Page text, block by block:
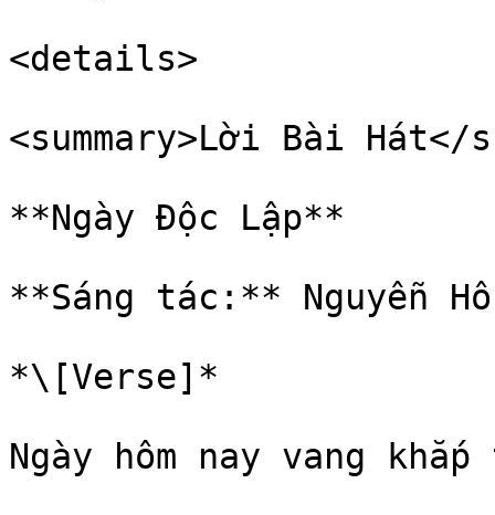
<details>
<summary>Lời Bài Hát</
**Ngày Độc Lập**
**Sáng tác:** Nguyễn
*\[Verse]*
Ngày hôm nay vang